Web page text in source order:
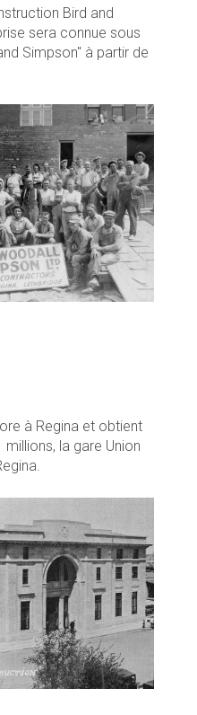
Bird and
sera connue sous
Simpson" à partir de
à Regina et obtient
la gare Union